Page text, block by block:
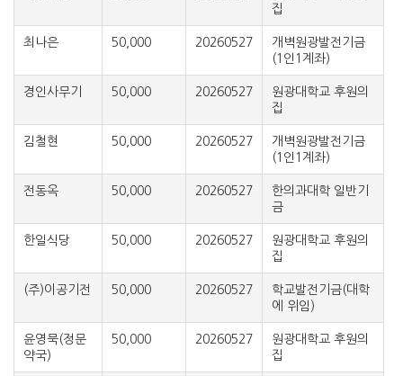
집
최나은 50,000 20260527
개벽원광발전기금
(1인1계좌)
경인사무기 50,000 20260527
원광대학교 후원의
집
김철현 50,000 20260527
개벽원광발전기금
(1인1계좌)
전동옥 50,000 20260527
한의과대학 일반기
금
한일식당 50,000 20260527
원광대학교 후원의
집
(주)이공기전 50,000 20260527
학교발전기금(대학
에 위임)
윤영묵(정문
약국)
50,000 20260527
원광대학교 후원의
집